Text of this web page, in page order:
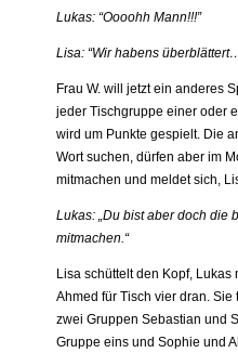
Lukas: “Oooohh Mann!!!”
Lisa: “Wir habens
Frau W. will jetzt ein anderes
jeder Tischgruppe einer oder
wird um Punkte gespielt. Die
Wort suchen, dürfen aber im
mitmachen und meldet sich,
Lukas: „Du bist aber doch die
mitmachen.“
Lisa schüttelt den Kopf, Lukas
Ahmed für Tisch vier dran.
zwei Gruppen Sebastian und
Gruppe eins und Sophie und